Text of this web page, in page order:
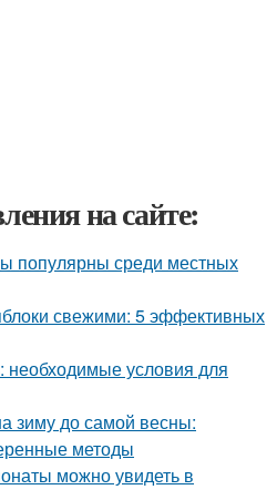
на сайте:
популярны среди местных
свежими: 5 эффективных
необходимые условия для
зиму до самой весны:
методы
можно увидеть в